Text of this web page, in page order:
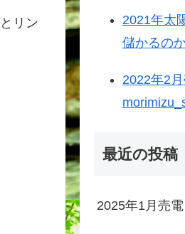
リン
2021年太
儲かるのか
2022年2
最近の投稿
2025年1月売